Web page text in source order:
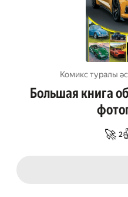
Комикс туралы
Большая книга
🚀 2